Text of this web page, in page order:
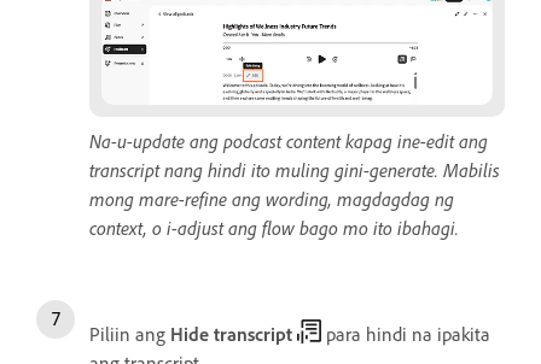
Na-u-update ang podcast content kapag ine-edit ang
transcript nang hindi ito muling gini-generate. Mabilis
mong mare-refine ang wording, magdagdag ng
context, o i-adjust ang flow bago mo ito ibahagi.
Piliin ang Hide transcript
para hindi na ipakita